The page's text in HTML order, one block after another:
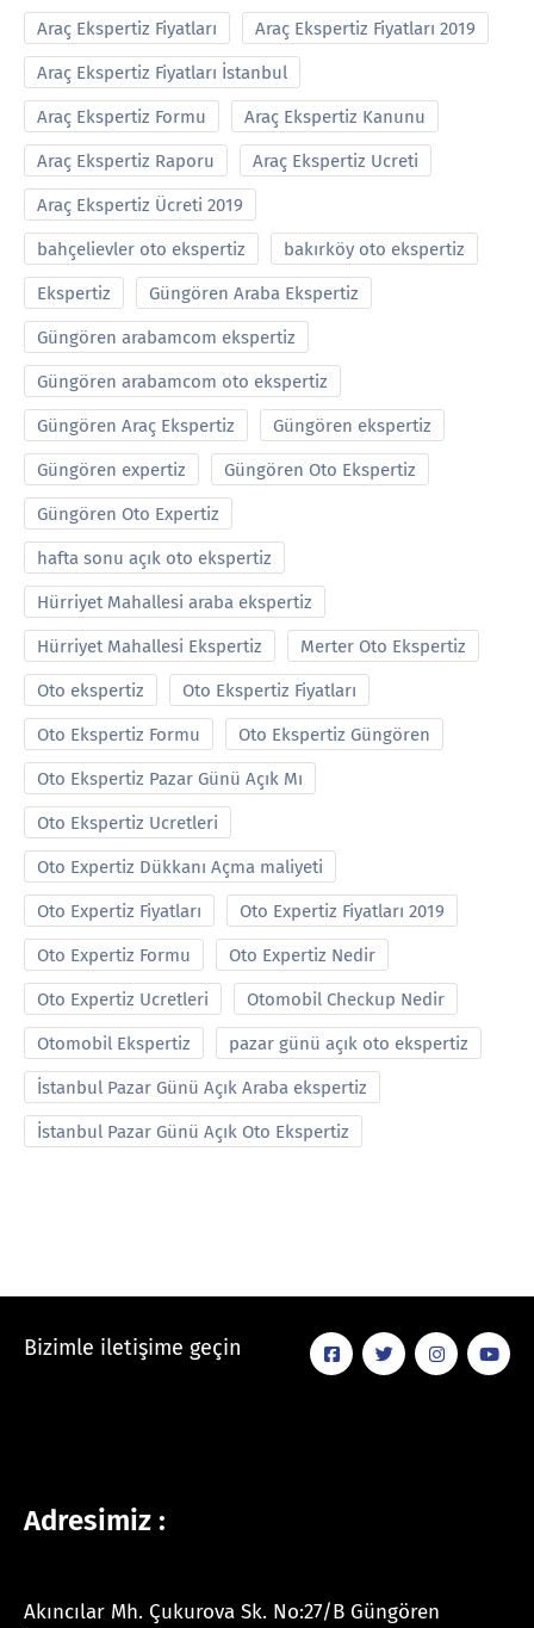
Araç Ekspertiz Fiyatları Araç Ekspertiz Fiyatları 2019
Araç Ekspertiz Fiyatları İstanbul
Araç Ekspertiz Formu Araç Ekspertiz Kanunu
Araç Ekspertiz Raporu Araç Ekspertiz Ucreti
Araç Ekspertiz Ücreti 2019
bahçelievler oto ekspertiz bakırköy oto ekspertiz
Ekspertiz Güngören Araba Ekspertiz
Güngören arabamcom ekspertiz
Güngören arabamcom oto ekspertiz
Güngören Araç Ekspertiz Güngören ekspertiz
Güngören expertiz Güngören Oto Ekspertiz
Güngören Oto Expertiz
hafta sonu açık oto ekspertiz
Hürriyet Mahallesi araba ekspertiz
Hürriyet Mahallesi Ekspertiz Merter Oto Ekspertiz
Oto ekspertiz Oto Ekspertiz Fiyatları
Oto Ekspertiz Formu Oto Ekspertiz Güngören
Oto Ekspertiz Pazar Günü Açık Mı
Oto Ekspertiz Ucretleri
Oto Expertiz Dükkanı Açma maliyeti
Oto Expertiz Fiyatları Oto Expertiz Fiyatları 2019
Oto Expertiz Formu Oto Expertiz Nedir
Oto Expertiz Ucretleri Otomobil Checkup Nedir
Otomobil Ekspertiz pazar günü açık oto ekspertiz
İstanbul Pazar Günü Açık Araba ekspertiz
İstanbul Pazar Günü Açık Oto Ekspertiz
Bizimle iletişime geçin
Adresimiz :
Akıncılar Mh. Çukurova Sk. No:27/B Güngören